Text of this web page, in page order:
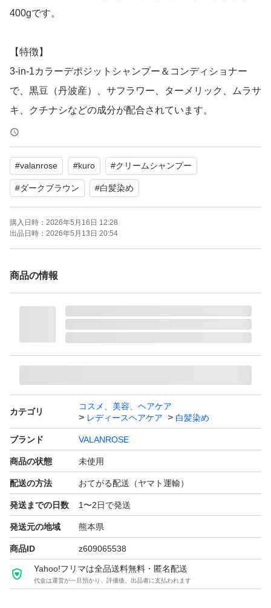
400gです。
【特徴】
3-in-1カラーデポジットシャンプー＆コンディショナー
で、黒豆（丹波産）、サフラワー、ターメリック、ムラサ
キ、クチナシなどの成分が配合されています。
【表記・型番】
NET 400g
よろしくお願いいたします。
#valanrose #kuro #クリームシャンプー
#ダークブラウン #白髪染め
購入日時： 2026年5月16日 12:28
出品日時： 2026年5月13日 20:54
商品の情報
カテゴリ
コスメ、美容、ヘアケア
レディースヘアケア
白髪染め
ブランド VALANROSE
商品の状態 未使用
配送の方法 おてがる配送（ヤマト運輸）
発送までの日数 1〜2日で発送
発送元の地域 熊本県
商品ID z609065538
Yahoo!フリマは全品送料無料・匿名配送
代金は運営が一旦預かり、評価後、出品者に支払われます